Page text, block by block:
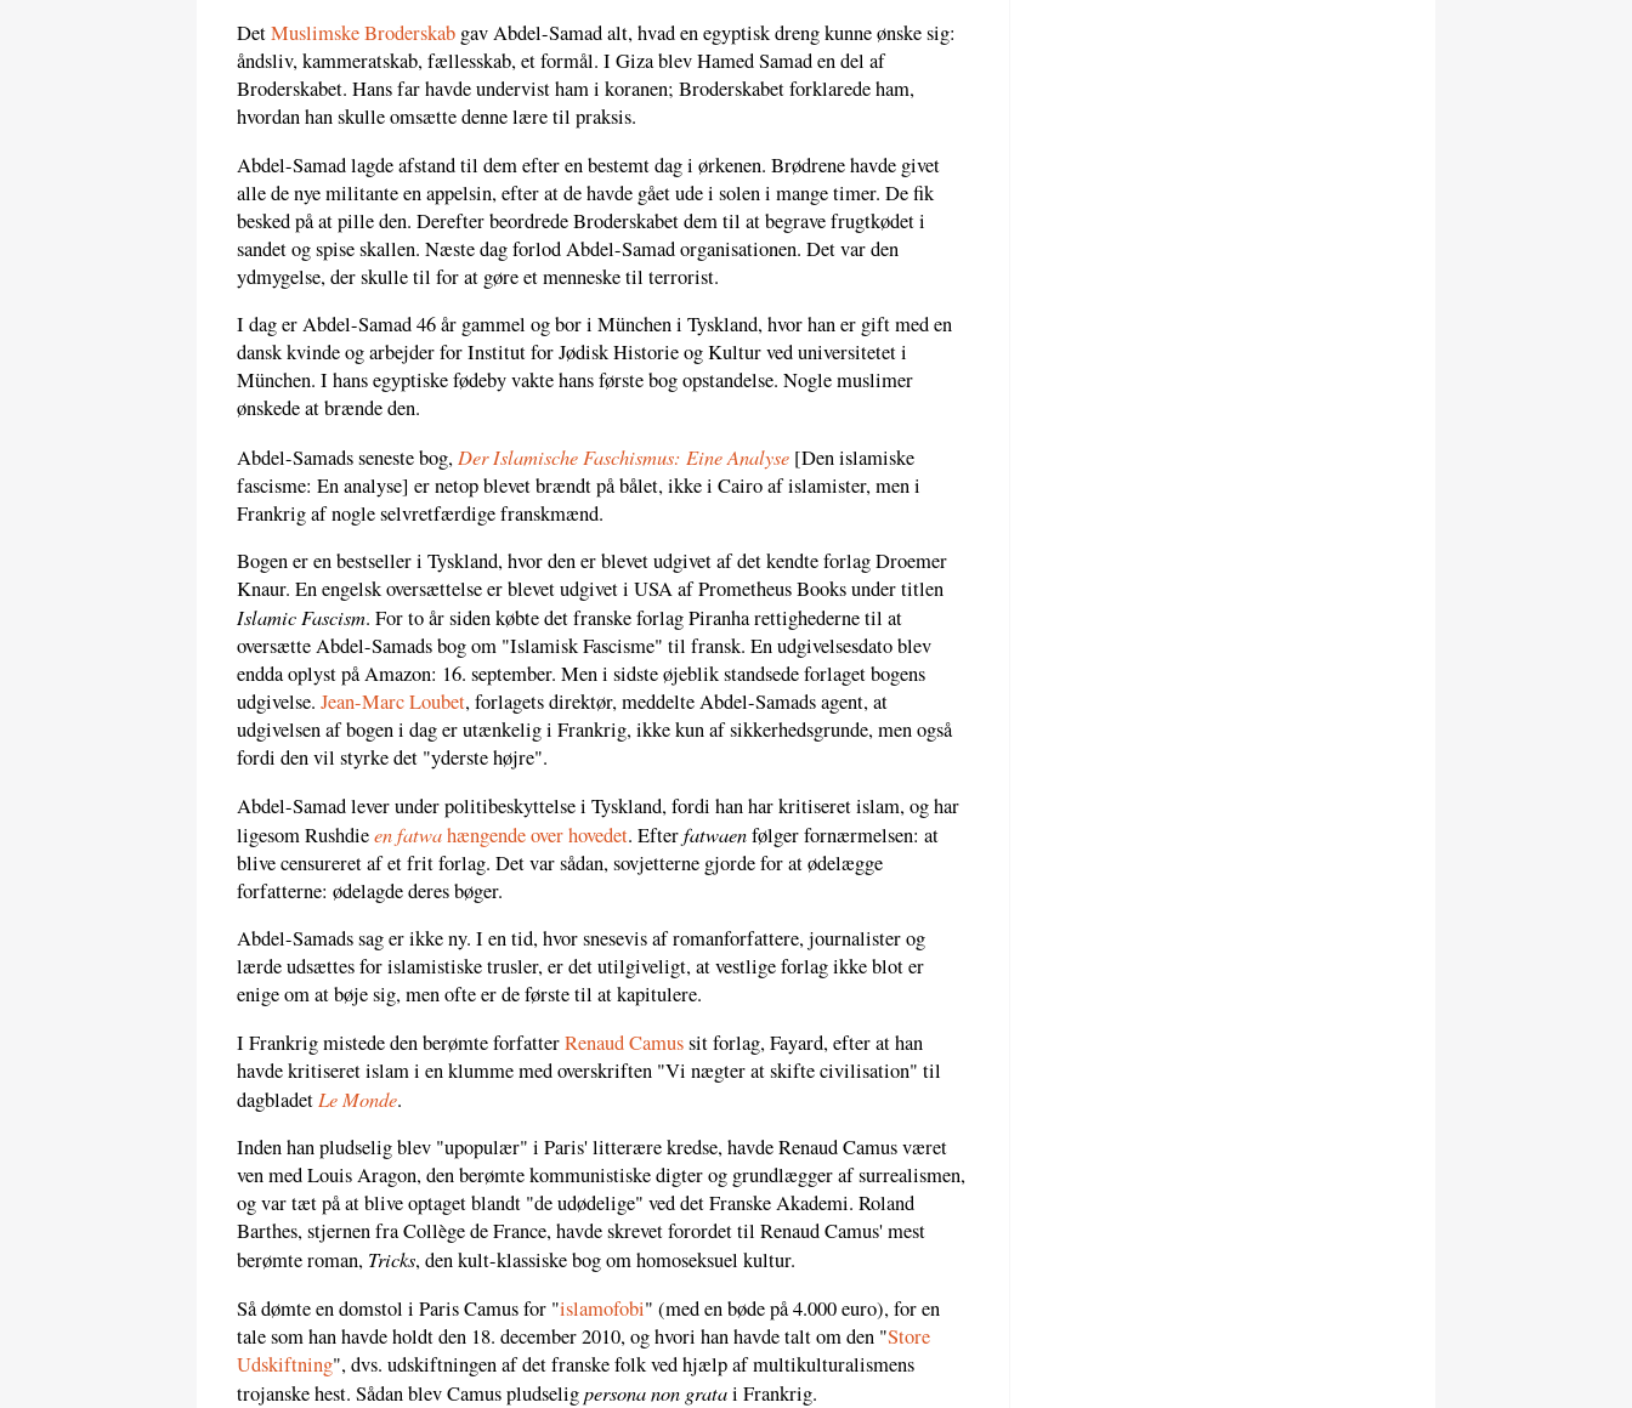
DetMuslimske Broderskab gav Abdel-Samad alt, hvad en egyptisk dreng kunne ønske sig:
åndsliv, kammeratskab, fællesskab, et formål. I Giza blev Hamed Samad en del af
Broderskabet. Hans far havde undervist ham i koranen; Broderskabet forklarede ham,
hvordan han skulle omsætte denne lære til praksis.
Abdel-Samad lagde afstand til dem efter en bestemt dag i ørkenen. Brødrene havde givet
alle de nye militante en appelsin, efter at de havde gået ude i solen i mange timer. De fik
besked på at pille den. Derefter beordrede Broderskabet dem til at begrave frugtkødet i
sandet og spise skallen. Næste dag forlod Abdel-Samad organisationen. Det var den
ydmygelse, der skulle til for at gøre et menneske til terrorist.
I dag er Abdel-Samad 46 år gammel og bor i München i Tyskland, hvor han er gift med en
dansk kvinde og arbejder for Institut for Jødisk Historie og Kultur ved universitetet i
München. I hans egyptiske fødeby vakte hans første bog opstandelse. Nogle muslimer
ønskede at brænde den.
Abdel-Samads seneste bog, Der Islamische Faschismus: Eine Analyse [Den islamiske
fascisme: En analyse] er netop blevet brændt på bålet, ikke i Cairo af islamister, men i
Frankrig af nogle selvretfærdige franskmænd.
Bogen er en bestseller i Tyskland, hvor den er blevet udgivet af det kendte forlag Droemer
Knaur. En engelsk oversættelse er blevet udgivet i USA af Prometheus Books under titlen
Islamic Fascism. For to år siden købte det franske forlag Piranha rettighederne til at
oversætte Abdel-Samads bog om "Islamisk Fascisme" til fransk. En udgivelsesdato blev
endda oplyst på Amazon: 16. september. Men i sidste øjeblik standsede forlaget bogens
udgivelse. Jean-Marc Loubet, forlagets direktør, meddelte Abdel-Samads agent, at
udgivelsen af bogen i dag er utænkelig i Frankrig, ikke kun af sikkerhedsgrunde, men også
fordi den vil styrke det "yderste højre".
Abdel-Samad lever under politibeskyttelse i Tyskland, fordi han har kritiseret islam, og har
ligesom Rushdieen fatwahængende over hovedet. Efterfatwaenfølger fornærmelsen: at
blive censureret af et frit forlag. Det var sådan, sovjetterne gjorde for at ødelægge
forfatterne: ødelagde deres bøger.
Abdel-Samads sag er ikke ny. I en tid, hvor snesevis af romanforfattere, journalister og
lærde udsættes for islamistiske trusler, er det utilgiveligt, at vestlige forlag ikke blot er
enige om at bøje sig, men ofte er de første til at kapitulere.
I Frankrig mistede den berømte forfatterRenaud Camussit forlag, Fayard, efter at han
havde kritiseret islam i en klumme med overskriften "Vi nægter at skifte civilisation" til
dagbladet Le Monde.
Inden han pludselig blev "upopulær" i Paris' litterære kredse, havde Renaud Camus været
ven med Louis Aragon, den berømte kommunistiske digter og grundlægger af surrealismen,
og var tæt på at blive optaget blandt "de udødelige" ved det Franske Akademi. Roland
Barthes, stjernen fra Collège de France, havde skrevet forordet til Renaud Camus' mest
berømte roman, Tricks, den kult-klassiske bog om homoseksuel kultur.
Så dømte en domstol i Paris Camus for "islamofobi" (med en bøde på 4.000 euro), for en
tale som han havde holdt den 18. december 2010, og hvori han havde talt om den "Store
Udskiftning", dvs. udskiftningen af det franske folk ved hjælp af multikulturalismens
trojanske hest. Sådan blev Camus pludseligpersona non gratai Frankrig.